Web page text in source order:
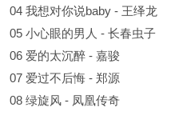
04 我想对你说baby - 王绎龙
05 小心眼的男人 - 长春虫子
06 爱的太沉醉 - 嘉骏
07 爱过不后悔 - 郑源
08 绿旋风 - 凤凰传奇